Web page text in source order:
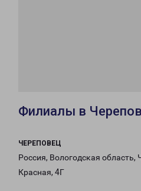
Филиалы в
ЧЕРЕПОВЕЦ
Россия, Вологодская область,
Красная, 4Г